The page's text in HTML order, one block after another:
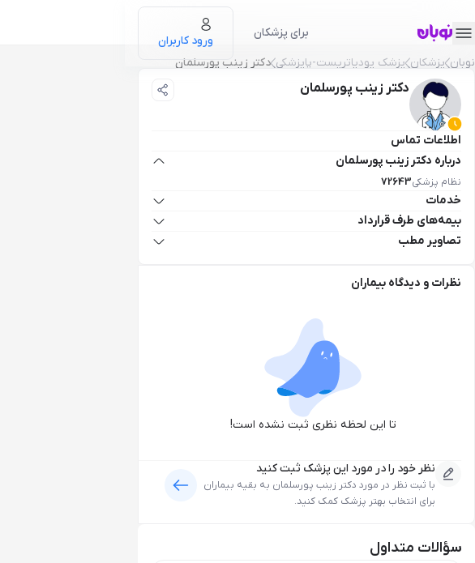
برای پزشکان
ورود کاربران
نوبان پزشکان پزشک پودیاتریست-پاپزشکی دکتر زینب پورسلمان
دکتر زینب پورسلمان
اطلاعات تماس
درباره دکتر زینب پورسلمان
نظام پزشکی72643
خدمات
بیمه‌های طرف قرارداد
تصاویر مطب
نظرات و دیدگاه بیماران
تا این لحظه نظری ثبت نشده است!
نظر خود را در مورد این پزشک ثبت کنید
با ثبت نظر در مورد دکتر زینب پورسلمان به بقیه بیماران
برای انتخاب بهتر پزشک کمک کنید.
سؤالات متداول